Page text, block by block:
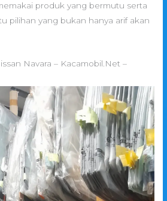
produk yang bermutu serta
pilihan yang bukan hanya arif akan
Navara – Kacamobil.Net –